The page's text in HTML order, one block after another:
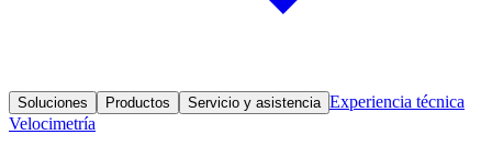
Soluciones Productos Servicio y asistencia Experiencia técnica
Velocimetría